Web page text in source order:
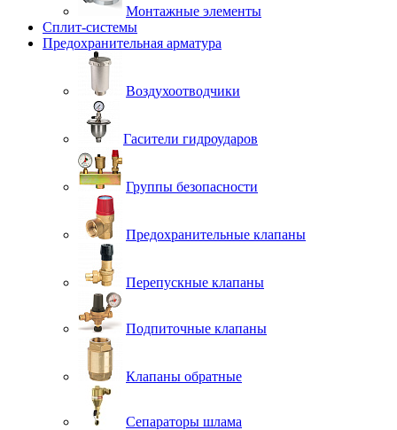
Монтажные элементы
Сплит-системы
Предохранительная арматура
Воздухоотводчики
Гасители гидроударов
Группы безопасности
Предохранительные клапаны
Перепускные клапаны
Подпиточные клапаны
Клапаны обратные
Сепараторы шлама